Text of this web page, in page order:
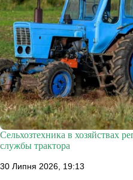
Сельхозтехника в хозяйствах
службы трактора
30 Липня 2026, 19:13